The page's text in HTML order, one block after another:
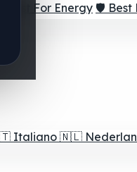
⚡ Best For Energy 🛡️ Best
Italiano 🇳🇱